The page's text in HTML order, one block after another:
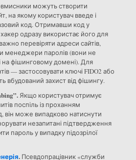
можуть створити
на якому користувач введе і
код. Отримавши код у
одразу використає його для
перевіряти адреси сайтів,
менеджери паролів (вони не
на фішинговому домені). Для
— застосовувати ключі FIDO2 або
вбудований захист від фішингу.
Якщо користувач отримує
поспіль із проханням
він може випадково натиснути
незапитані підтвердження
пароль у випадку підозрілої
.Псевдопрацівник «служби